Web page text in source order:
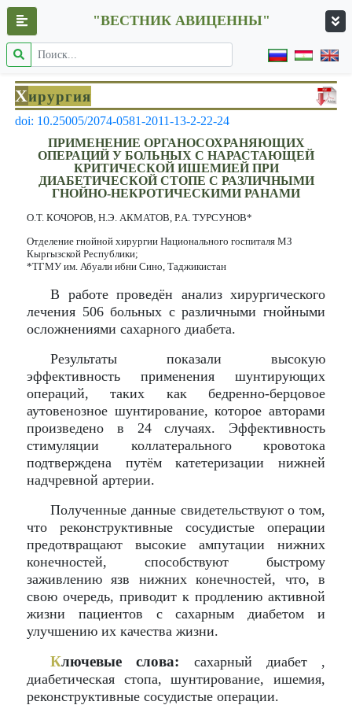
"ВЕСТНИК АВИЦЕННЫ"
Хирургия
doi: 10.25005/2074-0581-2011-13-2-22-24
ПРИМЕНЕНИЕ ОРГАНОСОХРАНЯЮЩИХ
ОПЕРАЦИЙ У БОЛЬНЫХ С НАРАСТАЮЩЕЙ
КРИТИЧЕСКОЙ ИШЕМИЕЙ ПРИ
ДИАБЕТИЧЕСКОЙ СТОПЕ С РАЗЛИЧНЫМИ
ГНОЙНО-НЕКРОТИЧЕСКИМИ РАНАМИ
О.Т. КОЧОРОВ, Н.Э. АКМАТОВ, Р.А. ТУРСУНОВ*
Отделение гнойной хирургии Национального госпиталя МЗ
Кыргызской Республики;
*ТГМУ им. Абуали ибни Сино, Таджикистан
В работе проведён анализ хирургического
лечения 506 больных с различными гнойными
осложнениями сахарного диабета.
Результаты показали высокую
эффективность применения шунтирующих
операций, таких как бедренно-берцовое
аутовенозное шунтирование, которое авторами
произведено в 24 случаях. Эффективность
стимуляции коллатерального кровотока
подтверждена путём катетеризации нижней
надчревной артерии.
Полученные данные свидетельствуют о том,
что реконструктивные сосудистые операции
предотвращают высокие ампутации нижних
конечностей, способствуют быстрому
заживлению язв нижних конечностей, что, в
свою очередь, приводит к продлению активной
жизни пациентов с сахарным диабетом и
улучшению их качества жизни.
Ключевые слова: сахарный диабет ,
диабетическая стопа, шунтирование, ишемия,
реконструктивные сосудистые операции.